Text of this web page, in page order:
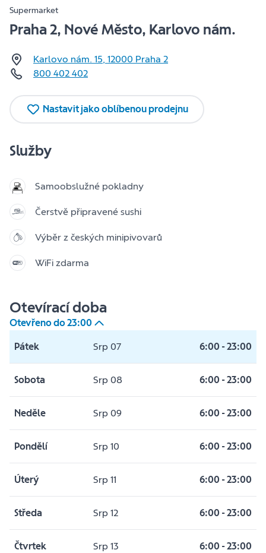
Nastavit jako oblíbenou prodejnu
Supermarket
Praha 2, Nové Město, Karlovo nám.
Karlovo nám. 15, 12000 Praha 2
800 402 402
Služby
Samoobslužné pokladny
Čerstvě připravené sushi
Výběr z českých minipivovarů
WiFi zdarma
Otevírací doba
Otevřeno do23:00
Pátek Srp 07 6:00 -23:00
Sobota Srp 08 6:00 -23:00
Neděle Srp 09 6:00 -23:00
Pondělí Srp 10 6:00 -23:00
Úterý Srp 11 6:00 -23:00
Středa Srp 12 6:00 -23:00
Čtvrtek Srp 13 6:00 -23:00